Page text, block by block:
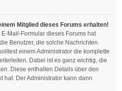
Mitglied dieses Forums erhalten!
Mail-Formular dieses Forums hat
Benutzer, die solche Nachrichten
einem Administrator die komplette
Dabei ist es ganz wichtig, die
Diese enthalten Details über den
hat. Der Administrator kann dann